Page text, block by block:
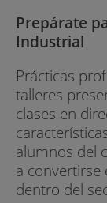
Prepárate
Industrial
Prácticas
talleres
clases en
alumnos del
a
dentro del